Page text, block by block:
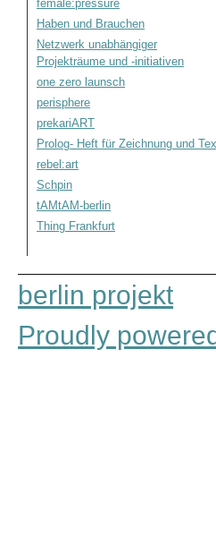
female:pressure
Haben und Brauchen
Netzwerk unabhängiger
Projekträume und -initiativen
one zero launsch
perisphere
prekariART
Prolog- Heft für Zeichnung und
rebel:art
Schpin
tAMtAM-berlin
Thing Frankfurt
berlin projekt
Proudly